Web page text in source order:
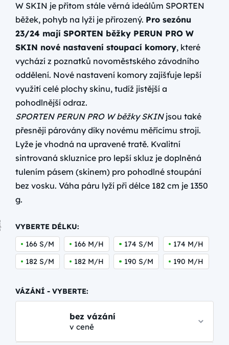
W SKIN je přitom stále věrná ideálům SPORTEN
běžek, pohyb na lyži je přirozený. Pro sezónu
23/24 mají SPORTEN běžky PERUN PRO W
SKIN nové nastavení stoupací komory, které
vychází z poznatků novoměstského závodního
oddělení. Nové nastavení komory zajišťuje lepší
využití celé plochy skinu, tudíž jistější a
pohodlnější odraz.
SPORTEN PERUN PRO W běžky SKINjsou také
přesněji párovány díky novému měřícímu stroji.
Lyže je vhodná na upravené tratě. Kvalitní
sintrovaná skluznice pro lepší skluz je doplněná
tulením pásem (skinem) pro pohodlné stoupání
bez vosku. Váha páru lyží při délce 182 cm je 1350
g.
VYBERTE DÉLKU:
166 S/M
166 M/H 174 S/M
174 M/H
182 S/M
182 M/H 190 S/M 190 M/H
VÁZÁNÍ - VYBERTE:
bez vázání
v ceně